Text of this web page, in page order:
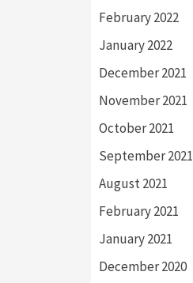
February 2022
January 2022
December 2021
November 2021
October 2021
September 2021
August 2021
February 2021
January 2021
December 2020